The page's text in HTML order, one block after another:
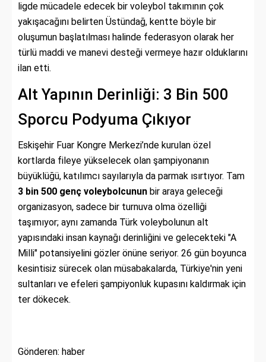
ligde mücadele edecek bir voleybol takımının çok
yakışacağını belirten Üstündağ, kentte böyle bir
oluşumun başlatılması halinde federasyon olarak her
türlü maddi ve manevi desteği vermeye hazır olduklarını
ilan etti.
Alt Yapının Derinliği: 3 Bin 500
Sporcu Podyuma Çıkıyor
Eskişehir Fuar Kongre Merkezi’nde kurulan özel
kortlarda fileye yükselecek olan şampiyonanın
büyüklüğü, katılımcı sayılarıyla da parmak ısırtıyor. Tam
3 bin 500 genç voleybolcunun bir araya geleceği
organizasyon, sadece bir turnuva olma özelliği
taşımıyor; aynı zamanda Türk voleybolunun alt
yapısındaki insan kaynağı derinliğini ve gelecekteki "A
Milli" potansiyelini gözler önüne seriyor. 26 gün boyunca
kesintisiz sürecek olan müsabakalarda, Türkiye'nin yeni
sultanları ve efeleri şampiyonluk kupasını kaldırmak için
ter dökecek.
Gönderen: haber